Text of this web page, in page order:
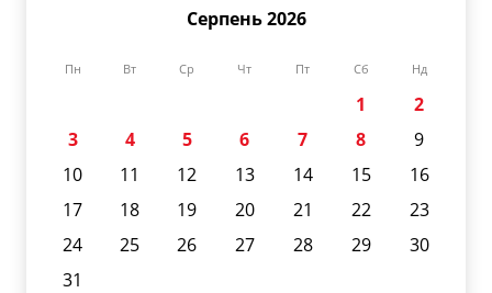
Серпень 2026
Пн Вт Ср Чт Пт Сб Нд
1
2
3
4 5 6 7 8
9
10
11 12 13 14 15
16
17
18 19 20 21 22
23
24
25 26 27 28 29
30
31